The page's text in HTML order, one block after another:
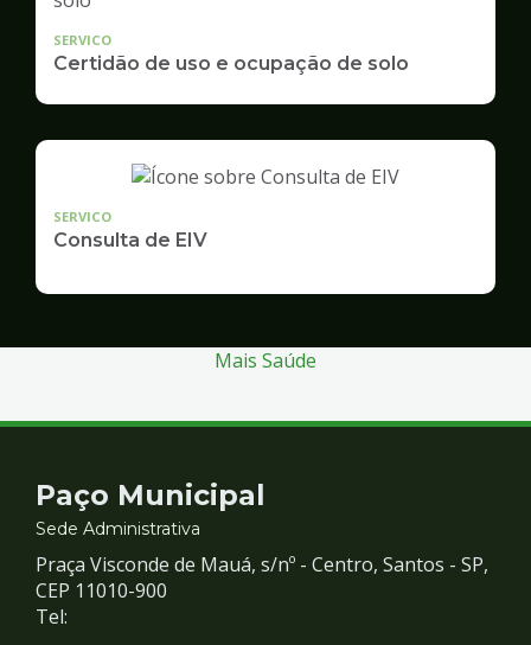
SERVICO
Certidão de uso e ocupação de solo
SERVICO
Consulta de EIV
Mais Saúde
Contato
e
Redes
Paço Municipal
Sede Administrativa
Praça Visconde de Mauá, s/nº - Centro, Santos - SP,
CEP 11010-900
Tel: